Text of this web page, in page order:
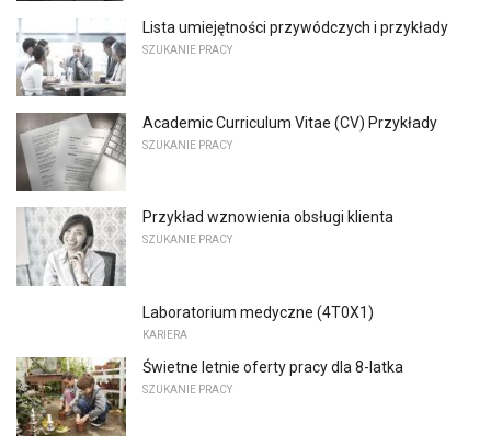
Lista umiejętności przywódczych i przykłady
SZUKANIE PRACY
Academic Curriculum Vitae (CV) Przykłady
SZUKANIE PRACY
Przykład wznowienia obsługi klienta
SZUKANIE PRACY
Laboratorium medyczne (4T0X1)
KARIERA
Świetne letnie oferty pracy dla 8-latka
SZUKANIE PRACY